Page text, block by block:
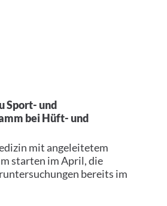
Sport- und
bei Hüft- und
mit angeleitetem
starten im April, die
bereits im